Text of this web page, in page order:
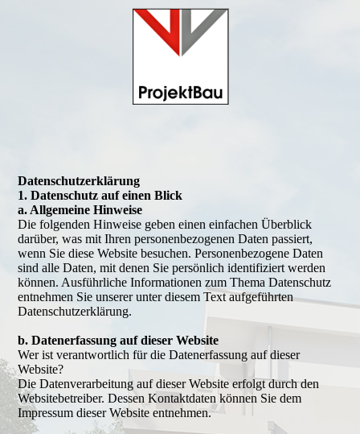
Datenschutz­erklärung
1. Datenschutz auf einen Blick
a. Allgemeine Hinweise
Die folgenden Hinweise geben einen einfachen Überblick
darüber, was mit Ihren personenbezogenen Daten passiert,
wenn Sie diese Website besuchen. Personenbezogene Daten
sind alle Daten, mit denen Sie persönlich identifiziert werden
können. Ausführliche Informationen zum Thema Datenschutz
entnehmen Sie unserer unter diesem Text aufgeführten
Datenschutzerklärung.
b. Datenerfassung auf dieser Website
Wer ist verantwortlich für die Datenerfassung auf dieser
Website?
Die Datenverarbeitung auf dieser Website erfolgt durch den
Websitebetreiber. Dessen Kontaktdaten können Sie dem
Impressum dieser Website entnehmen.